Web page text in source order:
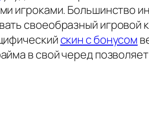
игроками. Большинство
своеобразный игровой
скин с бонусом
в свой черед